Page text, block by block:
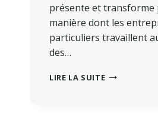
présente et transforme
manière dont les
particuliers travaillent
des…
LIRE LA SUITE